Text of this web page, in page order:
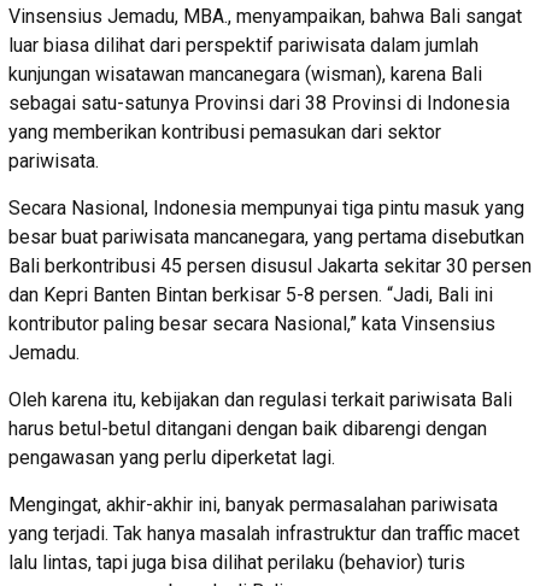
Vinsensius Jemadu, MBA., menyampaikan, bahwa Bali sangat
luar biasa dilihat dari perspektif pariwisata dalam jumlah
kunjungan wisatawan mancanegara (wisman), karena Bali
sebagai satu-satunya Provinsi dari 38 Provinsi di Indonesia
yang memberikan kontribusi pemasukan dari sektor
pariwisata.
Secara Nasional, Indonesia mempunyai tiga pintu masuk yang
besar buat pariwisata mancanegara, yang pertama disebutkan
Bali berkontribusi 45 persen disusul Jakarta sekitar 30 persen
dan Kepri Banten Bintan berkisar 5-8 persen. “Jadi, Bali ini
kontributor paling besar secara Nasional,” kata Vinsensius
Jemadu.
Oleh karena itu, kebijakan dan regulasi terkait pariwisata Bali
harus betul-betul ditangani dengan baik dibarengi dengan
pengawasan yang perlu diperketat lagi.
Mengingat, akhir-akhir ini, banyak permasalahan pariwisata
yang terjadi. Tak hanya masalah infrastruktur dan traffic macet
lalu lintas, tapi juga bisa dilihat perilaku (behavior) turis